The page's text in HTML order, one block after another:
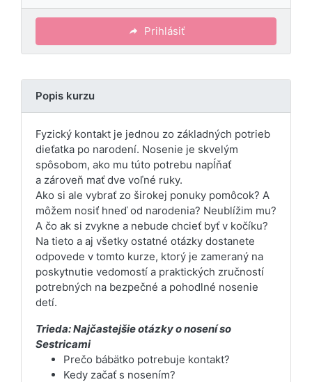
Prihlásiť
Popis kurzu
Fyzický kontakt je jednou zo základných potrieb
dieťatka po narodení. Nosenie je skvelým
spôsobom, ako mu túto potrebu napĺňať
a zároveň mať dve voľné ruky.
Ako si ale vybrať zo širokej ponuky pomôcok? A
môžem nosiť hneď od narodenia? Neublížim mu?
A čo ak si zvykne a nebude chcieť byť v kočíku?
Na tieto a aj všetky ostatné otázky dostanete
odpovede v tomto kurze, ktorý je zameraný na
poskytnutie vedomostí a praktických zručností
potrebných na bezpečné a pohodlné nosenie
detí.
Trieda: Najčastejšie otázky o nosení so
Sestricami
Prečo bábätko potrebuje kontakt?
Kedy začať s nosením?